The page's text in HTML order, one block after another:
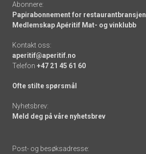
Abonnere:
Papirabonnement for restaurantbransjen
Medlemskap Apéritif Mat- og vinklubb
Kontakt oss:
aperitif@aperitif.no
Telefon +47 21 45 61 60
Ofte stilte spørsmål
Nyhetsbrev:
Meld deg på våre nyhetsbrev
Post- og besøksadresse: